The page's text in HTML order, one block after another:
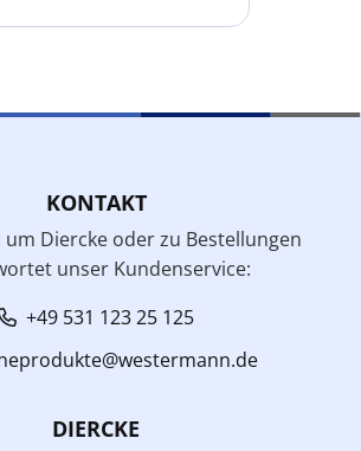
KONTAKT
Diercke oder zu Bestellungen
unser Kundenservice:
+49 531 123 25 125
DIERCKE